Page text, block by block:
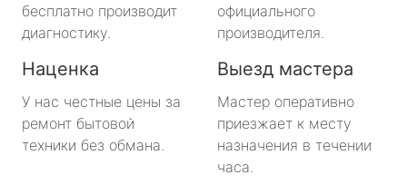
бесплатно производит
диагностику.
официального
производителя.
Наценка
У нас честные цены за
ремонт бытовой
техники без обмана.
Выезд мастера
Мастер оперативно
приезжает к месту
назначения в течении
часа.